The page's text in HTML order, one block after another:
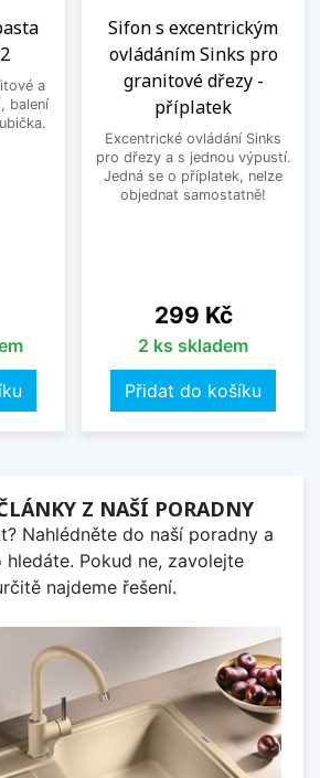
a
balení
Sifon s excentrickým
ovládáním Sinks pro
granitové dřezy -
příplatek
Excentrické ovládání Sinks
pro dřezy a s jednou výpustí.
Jedná se o příplatek, nelze
objednat samostatně!
Cena
299 Kč
2 ks skladem
Přidat do košíku
Z NAŠÍ PORADNY
Nahlédněte do naší poradny a
hledáte. Pokud ne, zavolejte
najdeme řešení.